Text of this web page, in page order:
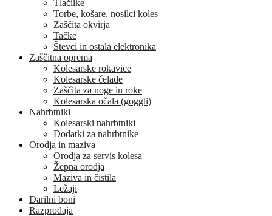
Tlačilke
Torbe, košare, nosilci koles
Zaščita okvirja
Tačke
Števci in ostala elektronika
Zaščitna oprema
Kolesarske rokavice
Kolesarske čelade
Zaščita za noge in roke
Kolesarska očala (goggli)
Nahrbtniki
Kolesarski nahrbtniki
Dodatki za nahrbtnike
Orodja in maziva
Orodja za servis kolesa
Žepna orodja
Maziva in čistila
Ležaji
Darilni boni
Razprodaja